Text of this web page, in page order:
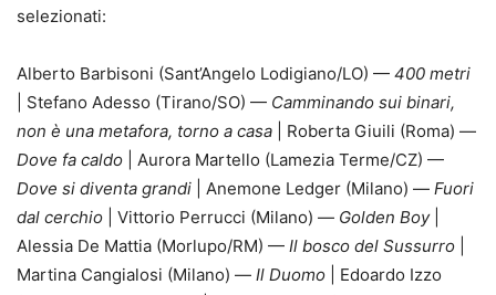
selezionati:
Alberto Barbisoni (Sant’Angelo Lodigiano/LO) — 400 metri
| Stefano Adesso (Tirano/SO) — Camminando sui binari,
non è una metafora, torno a casa | Roberta Giuili (Roma) —
Dove fa caldo | Aurora Martello (Lamezia Terme/CZ) —
Dove si diventa grandi | Anemone Ledger (Milano) — Fuori
dal cerchio | Vittorio Perrucci (Milano) — Golden Boy|
Alessia De Mattia (Morlupo/RM) — Il bosco del Sussurro
Martina Cangialosi (Milano) — Il Duomo | Edoardo Izzo